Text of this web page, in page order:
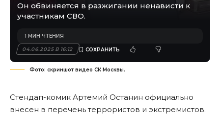
Он обвиняется в разжигании ненависти к
участникам СВО.
04.06.2025 В 16:12
1 МИН ЧТЕНИЯ
Фото: скриншот видео СК Москвы.
Стендап-комик Артемий Останин официально
внесен в перечень террористов и экстремистов.